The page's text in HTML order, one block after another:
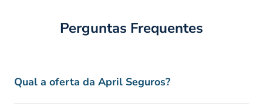
Perguntas Frequentes
Qual a oferta da April Seguros?